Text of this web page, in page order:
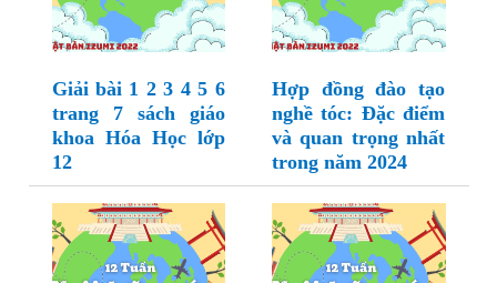
Giải bài 1 2 3 4 5 6
trang 7 sách giáo
khoa Hóa Học lớp
12
Hợp đồng đào tạo
nghề tóc: Đặc điểm
và quan trọng nhất
trong năm 2024